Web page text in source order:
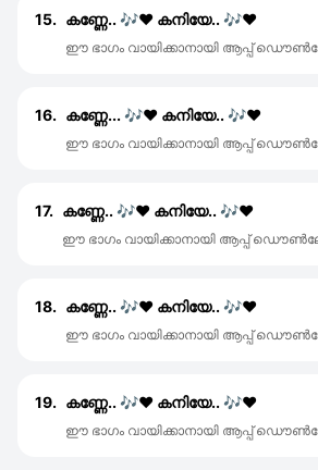
15. കണ്ണേ.. 🎶♥️ കനിയേ.. 🎶♥️
ഈ ഭാഗം വായിക്കാനായി ആപ്പ്
16. കണ്ണേ... 🎶♥️ കനിയേ.. 🎶♥️
ഈ ഭാഗം വായിക്കാനായി ആപ്പ്
17. കണ്ണേ.. 🎶♥️ കനിയേ.. 🎶♥️
ഈ ഭാഗം വായിക്കാനായി ആപ്പ്
18. കണ്ണേ.. 🎶♥️ കനിയേ.. 🎶♥️
ഈ ഭാഗം വായിക്കാനായി ആപ്പ്
19. കണ്ണേ.. 🎶♥️ കനിയേ.. 🎶♥️
ഈ ഭാഗം വായിക്കാനായി ആപ്പ്